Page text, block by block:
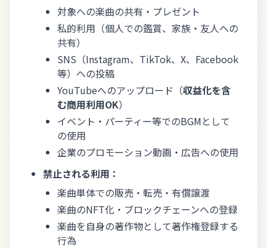
対象への楽曲の共有・プレゼント
私的利用（個人での鑑賞、家族・友人への
共有）
SNS（Instagram、TikTok、X、Facebook
等）への投稿
YouTubeへのアップロード（収益化を含
む商用利用OK）
イベント・パーティー等でのBGMとして
の使用
企業のプロモーション動画・広告への使用
禁止される利用：
楽曲単体での販売・転売・有償譲渡
楽曲のNFT化・ブロックチェーンへの登録
楽曲を自身の著作物として著作権登録する
行為